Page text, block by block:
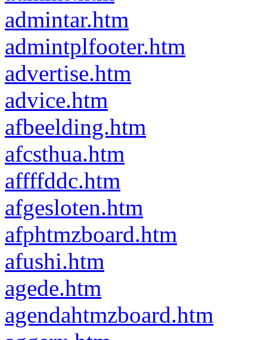
admintar.htm
admintplfooter.htm
advertise.htm
advice.htm
afbeelding.htm
afcsthua.htm
affffddc.htm
afgesloten.htm
afphtmzboard.htm
afushi.htm
agede.htm
agendahtmzboard.htm